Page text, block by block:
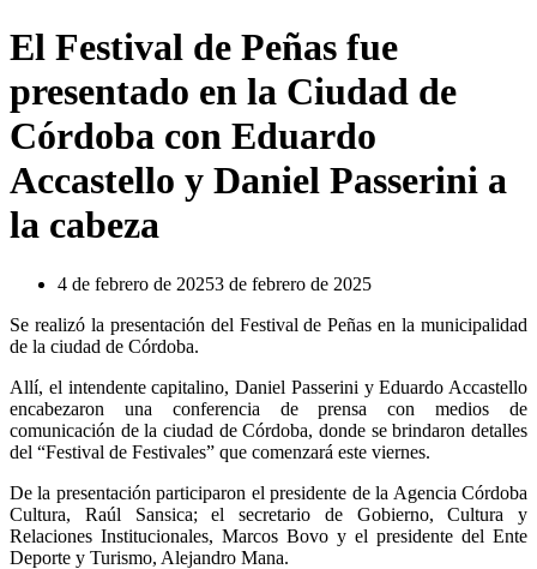
El Festival de Peñas fue
presentado en la Ciudad de
Córdoba con Eduardo
Accastello y Daniel Passerini a
la cabeza
4 de febrero de 20253 de febrero de 2025
Se realizó la presentación del Festival de Peñas en la municipalidad
de la ciudad de Córdoba.
Allí, el intendente capitalino, Daniel Passerini y Eduardo Accastello
encabezaron una conferencia de prensa con medios de
comunicación de la ciudad de Córdoba, donde se brindaron detalles
del “Festival de Festivales” que comenzará este viernes.
De la presentación participaron el presidente de la Agencia Córdoba
Cultura, Raúl Sansica; el secretario de Gobierno, Cultura y
Relaciones Institucionales, Marcos Bovo y el presidente del Ente
Deporte y Turismo, Alejandro Mana.